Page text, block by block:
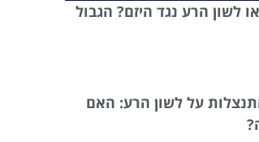
או לשון הרע נגד היזם? הגבול
על לשון הרע: האם